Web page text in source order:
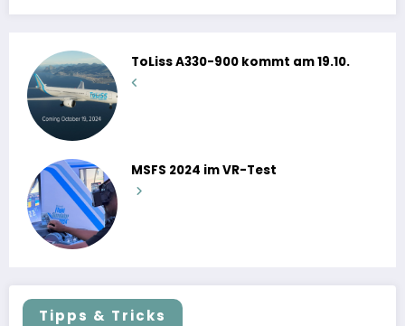
ToLiss A330-900 kommt am 19.10.
MSFS 2024 im VR-Test
Tipps & Tricks